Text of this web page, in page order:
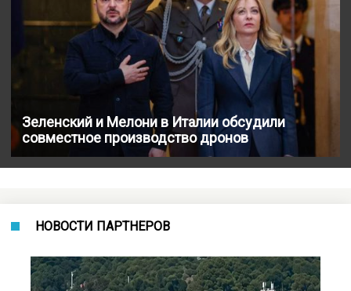
Зеленский и Мелони в Италии обсудили
совместное производство дронов
НОВОСТИ ПАРТНЕРОВ